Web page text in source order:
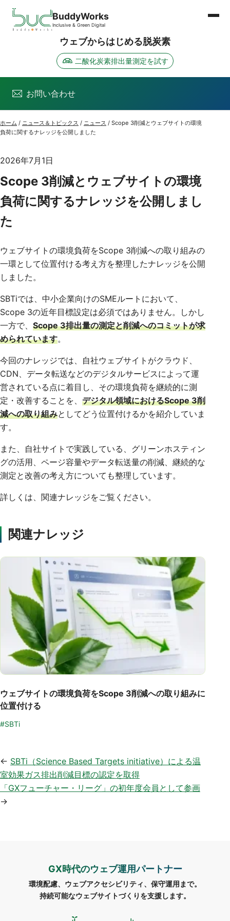
ページの先頭
本文へスキップ
BuddyWorks
Inclusive & Green Digital
ウェブからはじめる脱炭素
二酸化炭素排出量測定を試す
お問い合わせ
ホーム / ニュース＆トピックス / ニュース / Scope 3削減とウェブサイトの環境
負荷に関するナレッジを公開しました
2026年7月1日
Scope 3削減とウェブサイトの環境
負荷に関するナレッジを公開しまし
た
ウェブサイトの環境負荷をScope 3削減への取り組みの
一環として位置付ける考え方を整理したナレッジを公開
しました。
SBTiでは、中小企業向けのSMEルートにおいて、
Scope 3の近年目標設定は必須ではありません。しかし
一方で、 Scope 3排出量の測定と削減へのコミットが求
められています。
今回のナレッジでは、自社ウェブサイトがクラウド、
CDN、データ転送などのデジタルサービスによって運
営されている点に着目し、その環境負荷を継続的に測
定・改善することを、 デジタル領域におけるScope 3削
減への取り組みとしてどう位置付けるかを紹介していま
す。
また、自社サイトで実践している、グリーンホスティン
グの活用、ページ容量やデータ転送量の削減、継続的な
測定と改善の考え方についても整理しています。
詳しくは、関連ナレッジをご覧ください。
関連ナレッジ
ウェブサイトの環境負荷をScope 3削減への取り組みに
位置付ける
#SBTi
SBTi（Science Based Targets initiative）による温
室効果ガス排出削減目標の認定を取得
「GXフューチャー・リーグ」の初年度会員として参画
GX時代のウェブ運用パートナー
環境配慮、ウェブアクセシビリティ、保守運用まで。
持続可能なウェブサイトづくりを支援します。